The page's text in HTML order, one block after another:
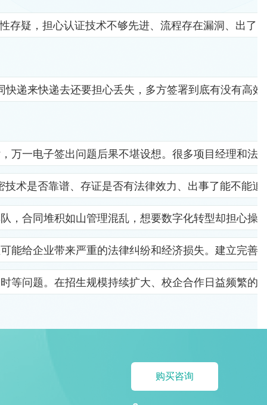
疑，担心认证技术不够先进、流程存在漏洞、出了
递来快递去还要担心丢失，多方签署到底有没有高
一电子签出问题后果不堪设想。很多项目经理和法
术是否靠谱、存证是否有法律效力、出事了能不能
合同堆积如山管理混乱，想要数字化转型却担心操
给企业带来严重的法律纠纷和经济损失。建立完
问题。在招生规模持续扩大、校企合作日益频繁
购买咨询